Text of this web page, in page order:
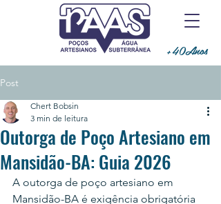
+40Anos
Post
Outorga de Poço Artesiano em
Mansidão-BA: Guia 2026
Chert Bobsin
3 min de leitura
A outorga de poço artesiano em
Mansidão-BA é exigência obrigatória